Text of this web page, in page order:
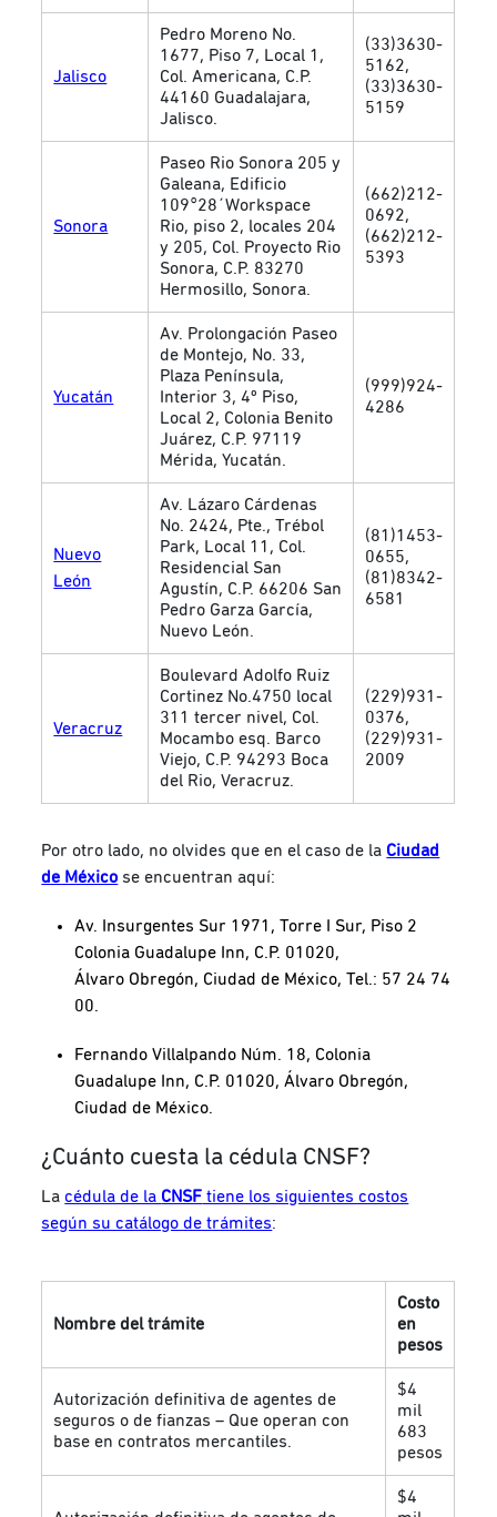
Jalisco
Pedro Moreno No.
1677, Piso 7, Local 1,
Col. Americana, C.P.
44160 Guadalajara,
Jalisco.
(33)3630-
5162,
(33)3630-
5159
Sonora
Paseo Rio Sonora 205 y
Galeana, Edificio
109°28´Workspace
Rio, piso 2, locales 204
y 205, Col. Proyecto Rio
Sonora, C.P. 83270
Hermosillo, Sonora.
(662)212-
0692,
(662)212-
5393
Yucatán
Av. Prolongación Paseo
de Montejo, No. 33,
Plaza Península,
Interior 3, 4º Piso,
Local 2, Colonia Benito
Juárez, C.P. 97119
Mérida, Yucatán.
(999)924-
4286
Nuevo
León
Av. Lázaro Cárdenas
No. 2424, Pte., Trébol
Park, Local 11, Col.
Residencial San
Agustín, C.P. 66206 San
Pedro Garza García,
Nuevo León.
(81)1453-
0655,
(81)8342-
6581
Veracruz
Boulevard Adolfo Ruiz
Cortinez No.4750 local
311 tercer nivel, Col.
Mocambo esq. Barco
Viejo, C.P. 94293 Boca
del Rio, Veracruz.
(229)931-
0376,
(229)931-
2009
Por otro lado, no olvides que en el caso de la Ciudad
de México se encuentran aquí:
Av. Insurgentes Sur 1971, Torre I Sur, Piso 2
Colonia Guadalupe Inn, C.P. 01020,
Álvaro Obregón, Ciudad de México, Tel.: 57 24 74
00.
Fernando Villalpando Núm. 18, Colonia
Guadalupe Inn, C.P. 01020, Álvaro Obregón,
Ciudad de México.
¿Cuánto cuesta la cédula CNSF?
Lacédula de la CNSF tiene los siguientes costos
según su catálogo de trámites:
Nombre del trámite
Costo
en
pesos
Autorización definitiva de agentes de
seguros o de fianzas – Que operan con
base en contratos mercantiles.
$4
mil
683
pesos
$4